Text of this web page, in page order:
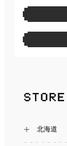
北海道